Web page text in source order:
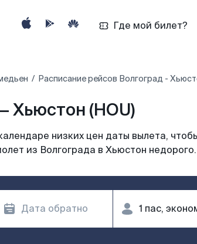
Где мой билет?
Расписание рейсов Волгоград -
Хьюстон (HOU)
низких цен даты вылета,
из Волгограда в Хьюстон недорого.